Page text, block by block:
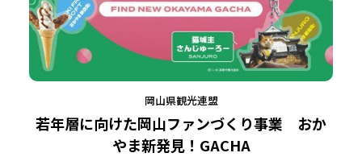
若年層に向けた岡山ファンづくり事業 おか
やま新発見！GACHA
岡山県観光連盟